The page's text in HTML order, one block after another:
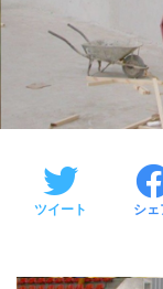
ツイート シェ